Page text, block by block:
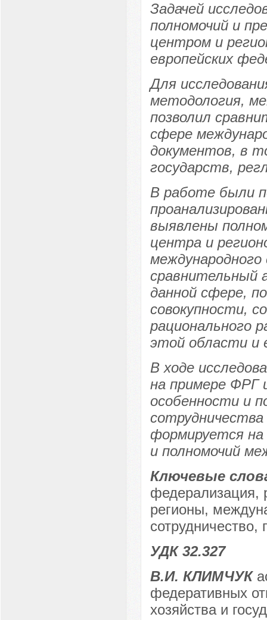
Задачей
полномочий и
центром и
европейских
Для
методология,
позволил
сфере
документов, в
государств,
В работе были
выявлены
центра и
международного
сравнительный
данной сфере,
совокупности,
рационального
этой области и
В ходе
на примере ФРГ
особенности и
формируется на
и полномочий
Ключевые
федерализация,
регионы,
УДК 32.327
В.И. КЛИМЧУК
федеративных
хозяйства и